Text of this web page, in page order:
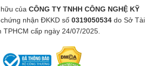
của CÔNG TY TNHH CÔNG NGHỆ KỸ
nhận ĐKKD số 0319050534 do Sở Tài
TPHCM cấp ngày 24/07/2025.